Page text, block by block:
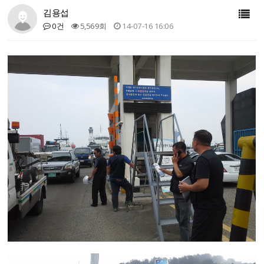
김용섭
0건 5,569회 14-07-16 16:06